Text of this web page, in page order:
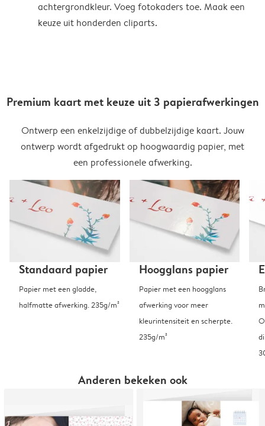
achtergrondkleur. Voeg fotokaders toe. Maak een
keuze uit honderden cliparts.
Premium kaart met keuze uit 3 papierafwerkingen
Ontwerp een enkelzijdige of dubbelzijdige kaart. Jouw
ontwerp wordt afgedrukt op hoogwaardig papier, met
een professionele afwerking.
Standaard papier
Papier met een gladde,
halfmatte afwerking. 235g/m²
Hoogglans papier
Papier met een hoogglans
afwerking voor meer
kleurintensiteit en scherpte.
235g/m²
Anderen bekeken ook